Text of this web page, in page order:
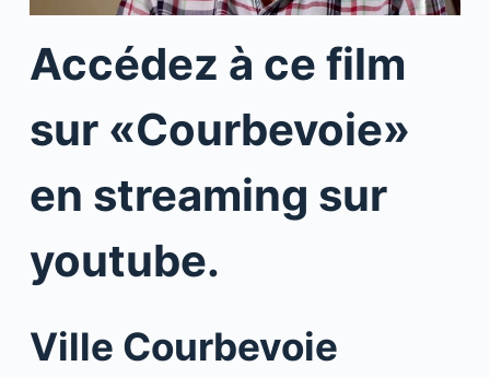
Accédez à ce film
sur «Courbevoie»
en streaming sur
youtube.
Ville Courbevoie